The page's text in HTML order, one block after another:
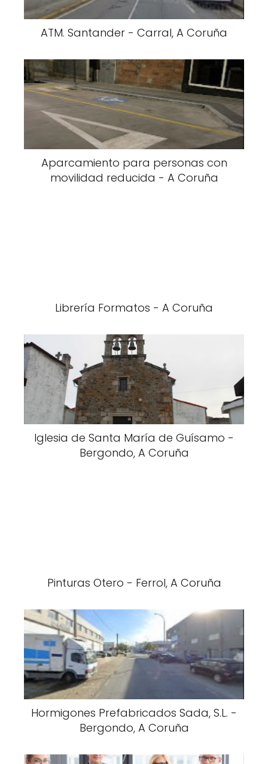
ATM. Santander - Carral, A Coruña
Aparcamiento para personas con
movilidad reducida - A Coruña
Librería Formatos - A Coruña
Iglesia de Santa María de Guísamo -
Bergondo, A Coruña
Pinturas Otero - Ferrol, A Coruña
Hormigones Prefabricados Sada, S.L. -
Bergondo, A Coruña